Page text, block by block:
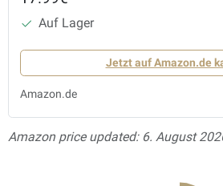
Auf Lager
Jetzt auf Amazon.de
Amazon.de
Amazon price updated: 6. August